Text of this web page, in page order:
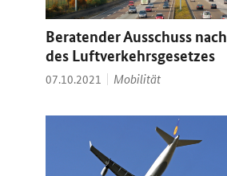
Beratender Ausschuss nach
des Luftverkehrsgesetzes
Datum:
07.10.2021 Thema:
Mobilität